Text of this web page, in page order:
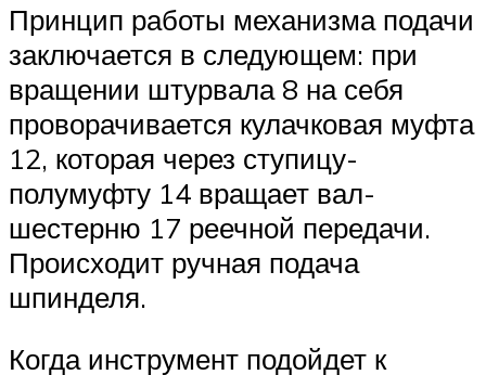
Принцип работы механизма подачи
заключается в следующем: при
вращении штурвала 8 на себя
проворачивается кулачковая муфта
12, которая через ступицу-
полумуфту 14 вращает вал-
шестерню 17 реечной передачи.
Происходит ручная подача
шпинделя.
Когда инструмент подойдет к